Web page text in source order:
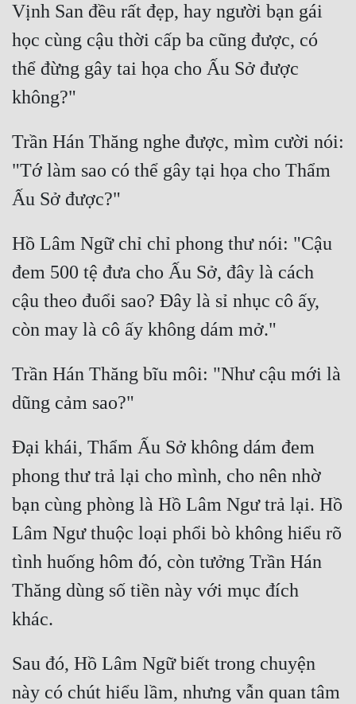
Vịnh San đều rất đẹp, hay người bạn gái
học cùng cậu thời cấp ba cũng được, có
thể đừng gây tai họa cho Ấu Sở được
Trần Hán Thăng nghe được, mìm cười nói:
"Tớ làm sao có thể gây tại họa cho Thẩm
Hồ Lâm Ngữ chỉ chỉ phong thư nói: "Cậu
đem 500 tệ đưa cho Ấu Sở, đây là cách
cậu theo đuổi sao? Đây là sỉ nhục cô ấy,
Trần Hán Thăng bĩu môi: "Như cậu mới là
Đại khái, Thẩm Ấu Sở không dám đem
phong thư trả lại cho mình, cho nên nhờ
bạn cùng phòng là Hồ Lâm Ngư trả lại. Hồ
Lâm Ngư thuộc loại phổi bò không hiểu rõ
tình huống hôm đó, còn tưởng Trần Hán
Thăng dùng số tiền này với mục đích
Sau đó, Hồ Lâm Ngữ biết trong chuyện
này có chút hiểu lầm, nhưng vẫn quan tâm